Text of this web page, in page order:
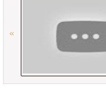
Ordre des avocats de